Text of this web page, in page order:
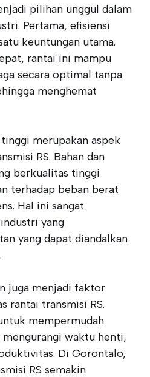
pilihan unggul dalam
Pertama, efisiensi
keuntungan utama.
rantai ini mampu
secara optimal tanpa
menghemat
merupakan aspek
RS. Bahan dan
berkualitas tinggi
terhadap beban berat
Hal ini sangat
yang
yang dapat diandalkan
juga menjadi faktor
rantai transmisi RS.
mempermudah
waktu henti,
Di Gorontalo,
RS semakin